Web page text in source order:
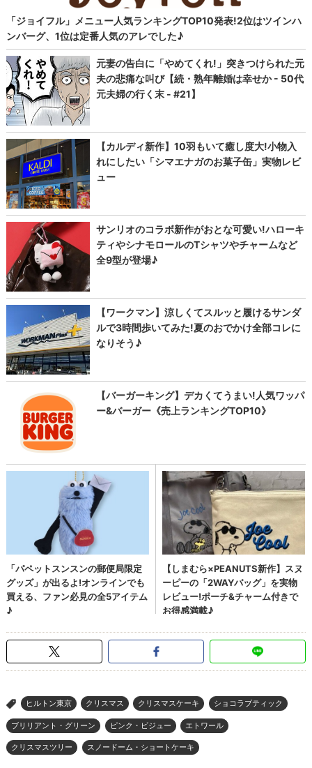
> ヒルトン東京 クリスマス クリスマスケーキ ショコラブティック
ブリリアント・グリーン ピンク・ビジュー エトワール
クリスマスツリー スノードーム・ショートケーキ